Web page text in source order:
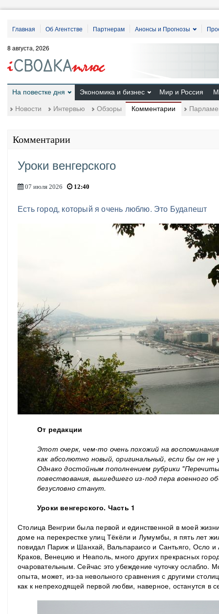
Главная Об Агентстве Партнерам Анонсы и Прогнозы
8 августа, 2026
На повестке дня
Новости Интервью Обзоры Комментарии
Экономика и бизнес Мир и Россия
Комментарии
Уроки венгерского
07 июля 2026 12:40
​Есть город, который я очень люблю. Это Будапешт
От редакции
Этот очерк, чем-то очень похожий на
как абсолютно новый, оригинальный, если бы он
Однако достойным пополнением рубрики
повествования, вышедшего из-под пера военного
безусловно станут.
Уроки венгерского. Часть 1
Столица Венгрии была первой и единственной в моей
доме на перекрестке улиц Тёкёли и Лумумбы, я пять лет
повидал Париж и Шанхай, Вальпараисо и Сантьяго, Осло
Краков, Венецию и Неаполь, много других прекрасных
очаровательным.Сейчас это убеждение чуточку ослабло.
опыта, может, из-за невольного сравнения с другими
как к непреходящей первой любви, наверное, останутся в